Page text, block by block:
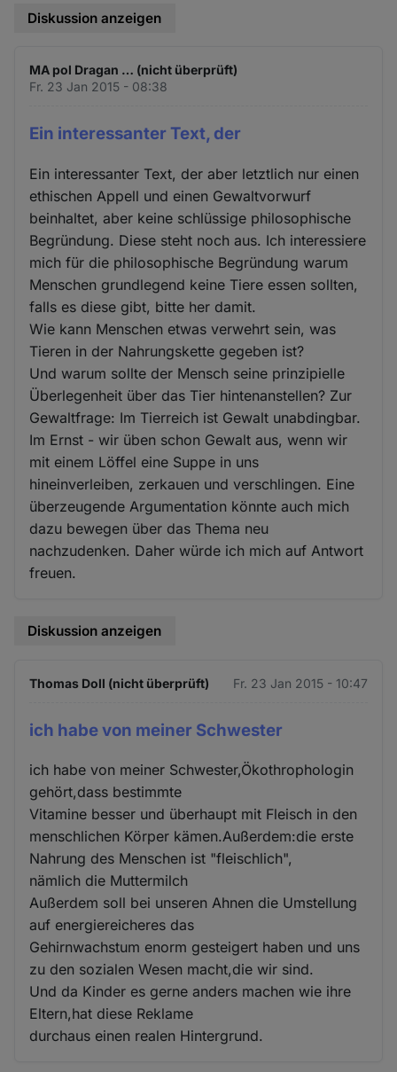
Diskussion anzeigen
MA pol Dragan … (nicht überprüft)
Fr. 23 Jan 2015 - 08:38
Ein interessanter Text, der
Ein interessanter Text, der aber letztlich nur einen
ethischen Appell und einen Gewaltvorwurf
beinhaltet, aber keine schlüssige philosophische
Begründung. Diese steht noch aus. Ich interessiere
mich für die philosophische Begründung warum
Menschen grundlegend keine Tiere essen sollten,
falls es diese gibt, bitte her damit.
Wie kann Menschen etwas verwehrt sein, was
Tieren in der Nahrungskette gegeben ist?
Und warum sollte der Mensch seine prinzipielle
Überlegenheit über das Tier hintenanstellen? Zur
Gewaltfrage: Im Tierreich ist Gewalt unabdingbar.
Im Ernst - wir üben schon Gewalt aus, wenn wir
mit einem Löffel eine Suppe in uns
hineinverleiben, zerkauen und verschlingen. Eine
überzeugende Argumentation könnte auch mich
dazu bewegen über das Thema neu
nachzudenken. Daher würde ich mich auf Antwort
freuen.
Diskussion anzeigen
Thomas Doll (nicht überprüft) Fr. 23 Jan 2015 - 10:47
ich habe von meiner Schwester
ich habe von meiner Schwester,Ökothrophologin
gehört,dass bestimmte
Vitamine besser und überhaupt mit Fleisch in den
menschlichen Körper kämen.Außerdem:die erste
Nahrung des Menschen ist "fleischlich",
nämlich die Muttermilch
Außerdem soll bei unseren Ahnen die Umstellung
auf energiereicheres das
Gehirnwachstum enorm gesteigert haben und uns
zu den sozialen Wesen macht,die wir sind.
Und da Kinder es gerne anders machen wie ihre
Eltern,hat diese Reklame
durchaus einen realen Hintergrund.